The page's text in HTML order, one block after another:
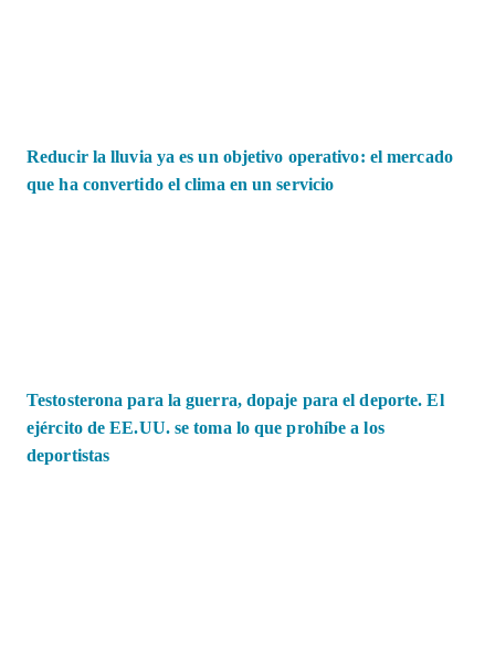
Reducir la lluvia ya es un objetivo operativo: el mercado
que ha convertido el clima en un servicio
Testosterona para la guerra, dopaje para el deporte. El
ejército de EE.UU. se toma lo que prohíbe a los
deportistas